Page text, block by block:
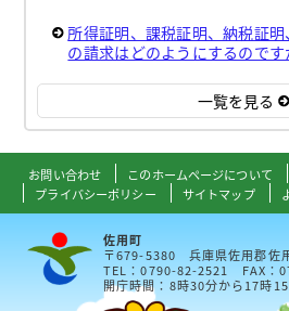
所得証明、課税証明、納税証
の請求はどのようにするのです
一覧を見る
お問い合わせ このホームページについて
プライバシーポリシー
サイトマップ
佐用町
〒679-5380 兵庫県佐用郡佐
TEL：0790-82-2521 FAX：
開庁時間：8時30分から17時